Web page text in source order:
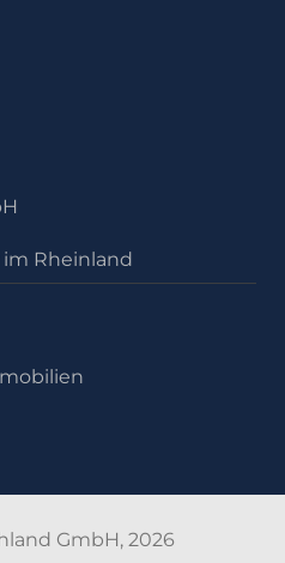
Rheinland
GmbH, 2026